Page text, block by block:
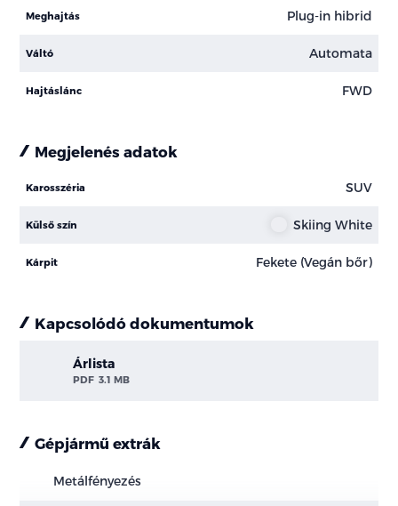
Meghajtás Plug-in hibrid
Váltó Automata
Hajtáslánc FWD
Megjelenés adatok
Karosszéria SUV
Külső szín Skiing White
Kárpit Fekete (Vegán bőr)
Kapcsolódó dokumentumok
Árlista
PDF 3.1 MB
Gépjármű extrák
Metálfényezés